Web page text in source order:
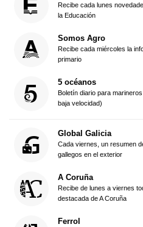
Recibe cada lunes
la Educación
Somos Agro
Recibe cada miércoles la
primario
5 océanos
Boletín diario para
baja velocidad)
Global Galicia
Cada viernes, un resumen
gallegos en el exterior
A Coruña
Recibe de lunes a viernes
destacada de A Coruña
Ferrol